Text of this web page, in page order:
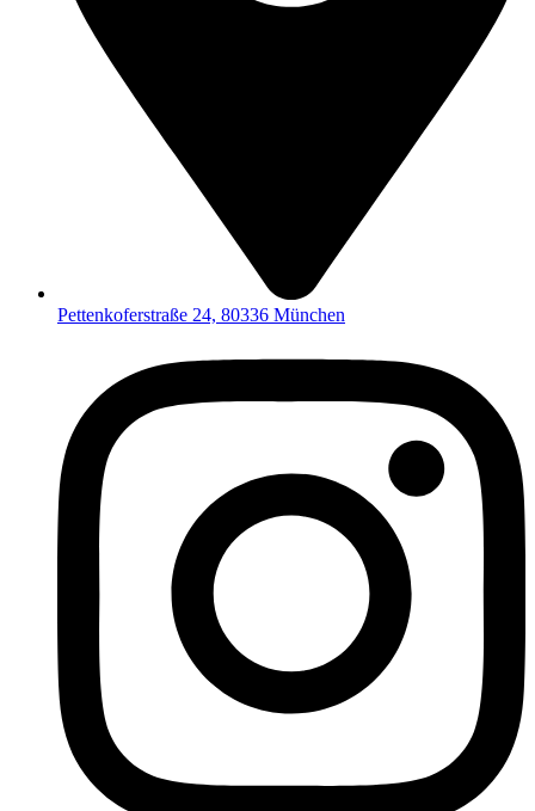
Pettenkoferstraße 24, 80336 München